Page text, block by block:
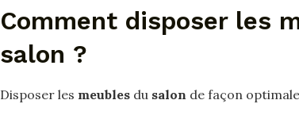
Comment disposer les
salon ?
Disposer les meubles du salon de façon optimale